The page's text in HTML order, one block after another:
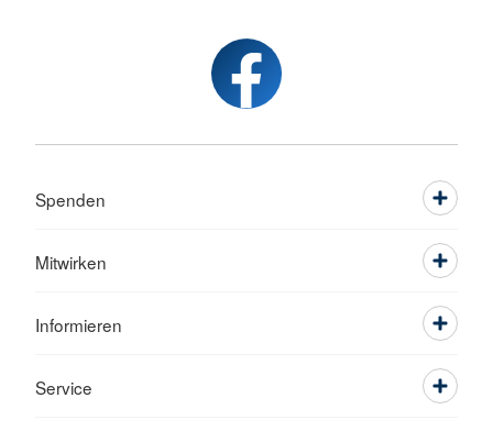
Spenden
Mitwirken
Informieren
Service